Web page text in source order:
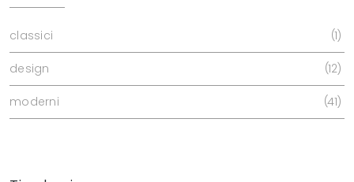
classici 1
design 12
moderni 41